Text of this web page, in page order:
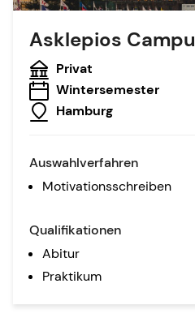
Asklepios
Privat
Wintersemester
Hamburg
Auswahlverfahren
Motivationsschreiben
Qualifikationen
Abitur
Praktikum